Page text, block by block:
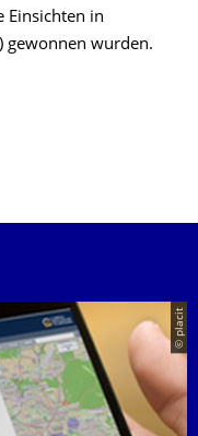
Einsichten in
gewonnen wurden.
© placit